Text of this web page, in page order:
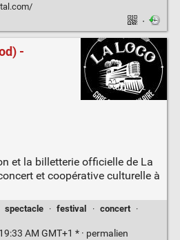
·
-
et la billetterie officielle de La
et coopérative culturelle à
spectacle · festival · concert
·
AM GMT+1 * · permalien